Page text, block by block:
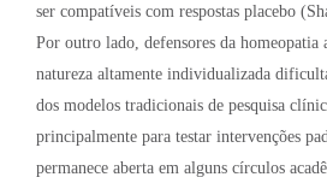
ser compatíveis com respostas placebo
Por outro lado, defensores da homeopatia
natureza altamente individualizada
dos modelos tradicionais de pesquisa
principalmente para testar intervenções
permanece aberta em alguns círculos